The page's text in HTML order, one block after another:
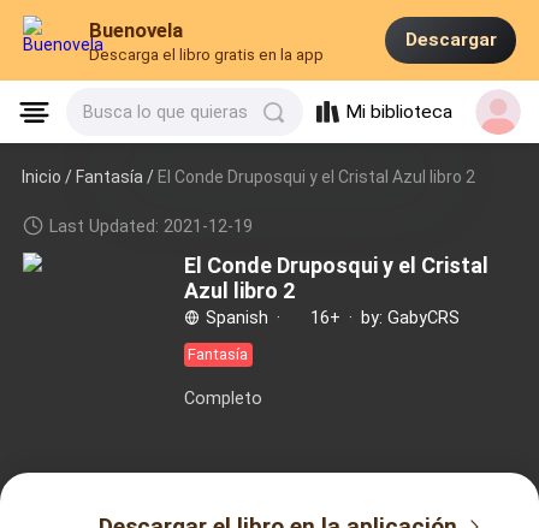
Buenovela
Descarga el libro gratis en la app
Descargar
Busca lo que quieras Mi biblioteca
Inicio /Fantasía / El Conde Druposqui y el Cristal Azul libro 2
Last Updated: 2021-12-19
El Conde Druposqui y el Cristal
Azul libro 2
Spanish · 16+ · by: GabyCRS
Fantasía
Completo